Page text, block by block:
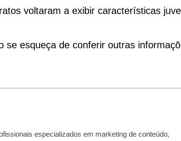
voltaram a exibir características
se esqueça de conferir outras
especializados em marketing de conteúdo,